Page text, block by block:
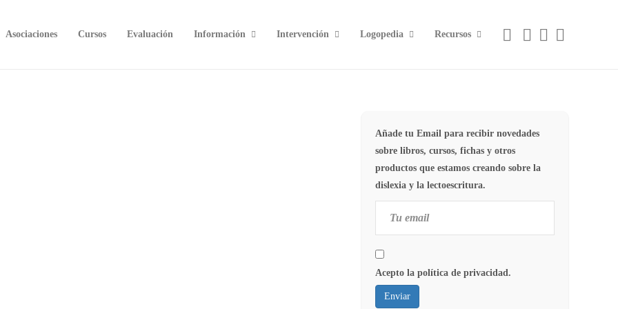
Asociaciones Cursos Evaluación Información Intervención Logopedia Recursos
Añade tu Email para recibir novedades
sobre libros, cursos, fichas y otros
productos que estamos creando sobre la
dislexia y la lectoescritura.
Acepto la política de privacidad.
Enviar